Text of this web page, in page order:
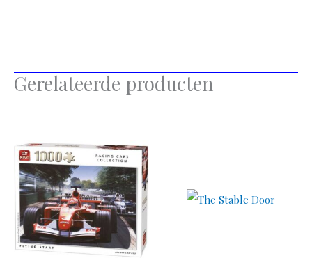
Gerelateerde producten